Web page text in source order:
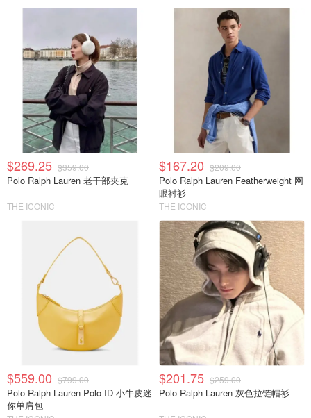
$269.25 $359.00
Polo Ralph Lauren 老干部夹克
THE ICONIC
$167.20 $209.00
Polo Ralph Lauren Featherweight 网
眼衬衫
THE ICONIC
$559.00 $799.00
Polo Ralph Lauren Polo ID 小牛皮迷
你单肩包
$201.75 $259.00
Polo Ralph Lauren 灰色拉链帽衫